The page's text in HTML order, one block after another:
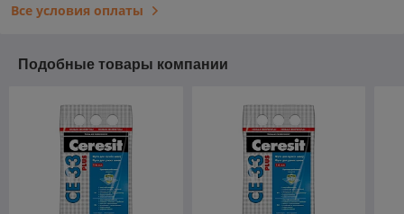
Все условия оплаты
Подобные товары компании